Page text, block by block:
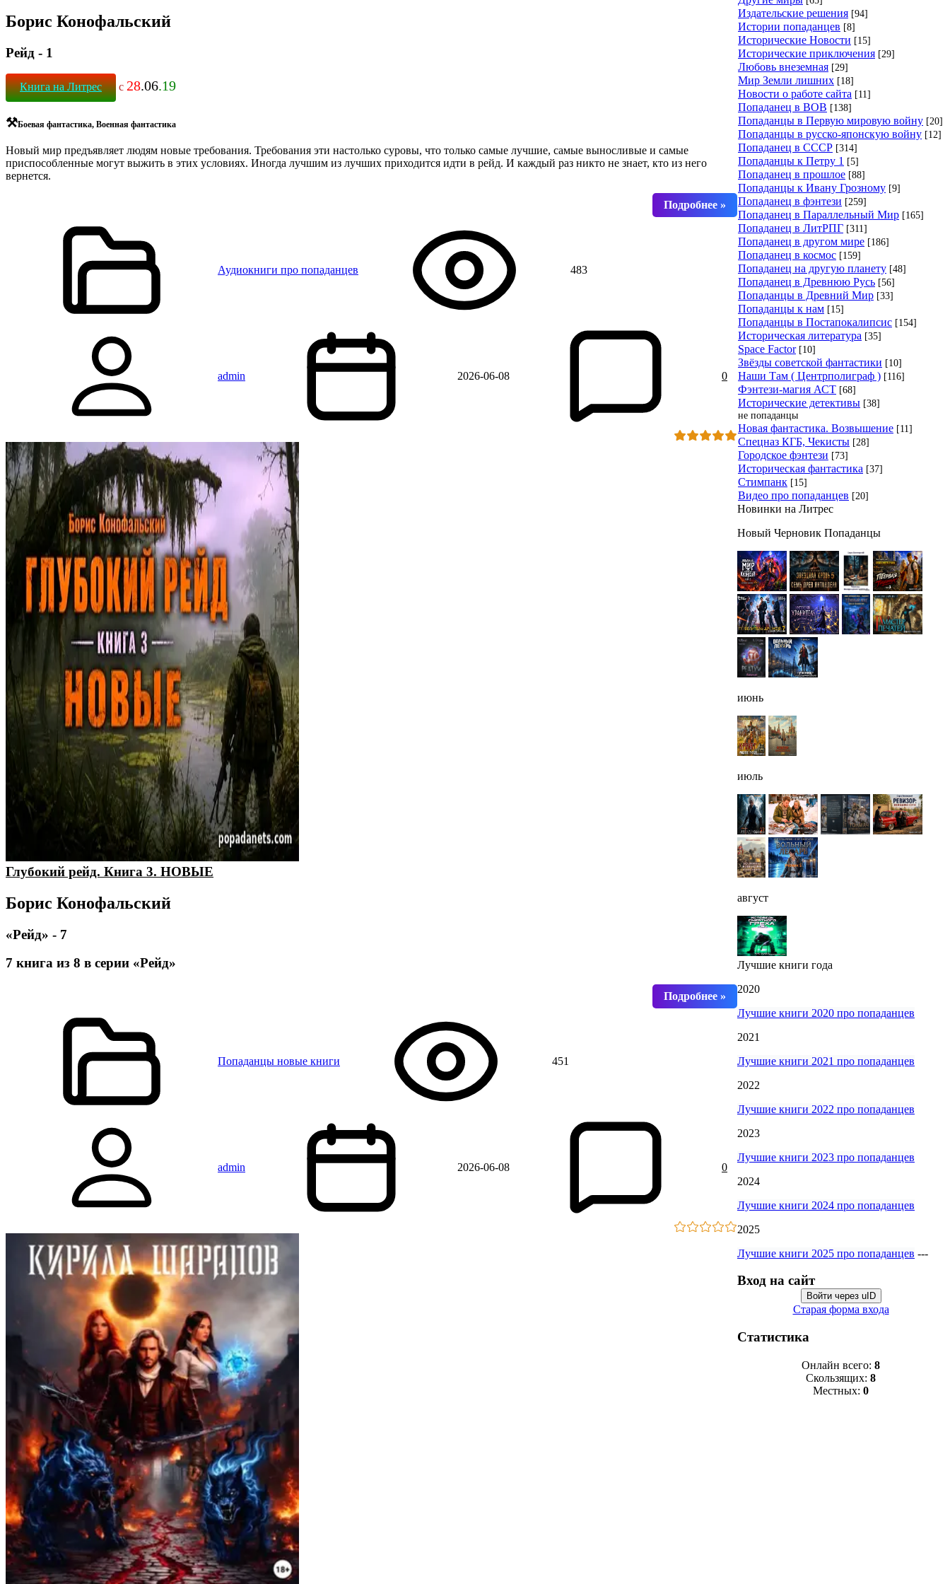
Борис Конофальский
Рейд - 1
Книга на Литрес с 28.06.19
⚒Боевая фантастика, Военная фантастика
Новый мир предъявляет людям новые требования. Требования эти настолько суровы, что только самые лучшие, самые выносливые и самые
приспособленные могут выжить в этих условиях. Иногда лучшим из лучших приходится идти в рейд. И каждый раз никто не знает, кто из него
вернется.
Аудиокниги про попаданцев 483
admin 2026-06-08 0
Глубокий рейд. Книга 3. НОВЫЕ
Борис Конофальский
«Рейд» - 7
7 книга из 8 в серии «Рейд»
Попаданцы новые книги 451
admin 2026-06-08 0
Издательские решения [94]
Истории попаданцев [8]
Исторические Новости [15]
Исторические приключения [29]
Любовь внеземная [29]
Мир Земли лишних [18]
Новости о работе сайта [11]
Попаданец в ВОВ [138]
Попаданцы в Первую мировую войну [20]
Попаданцы в русско-японскую войну [12]
Попаданец в СССР [314]
Попаданцы к Петру 1 [5]
Попаданец в прошлое [88]
Попаданцы к Ивану Грозному [9]
Попаданец в фэнтези [259]
Попаданец в Параллельный Мир [165]
Попаданец в ЛитРПГ [311]
Попаданец в другом мире [186]
Попаданец в космос [159]
Попаданец на другую планету [48]
Попаданец в Древнюю Русь [56]
Попаданцы в Древний Мир [33]
Попаданцы к нам [15]
Попаданцы в Постапокалипсис [154]
Историческая литература [35]
Space Factor [10]
Звёзды советской фантастики [10]
Наши Там ( Центрполиграф ) [116]
Фэнтези-магия АСТ [68]
Исторические детективы [38]
не попаданцы
Новая фантастика. Возвышение [11]
Спецназ КГБ, Чекисты [28]
Городское фэнтези [73]
Историческая фантастика [37]
Стимпанк [15]
Видео про попаданцев [20]
Новинки на Литрес
Новый Черновик Попаданцы
июнь
июль
август
Лучшие книги года
2020
Лучшие книги 2020 про попаданцев
2021
Лучшие книги 2021 про попаданцев
2022
Лучшие книги 2022 про попаданцев
2023
Лучшие книги 2023 про попаданцев
2024
Лучшие книги 2024 про попаданцев
2025
Лучшие книги 2025 про попаданцев ---
Вход на сайт
Войти через uID
Старая форма входа
Статистика
Онлайн всего: 8
Скользящих: 8
Местных: 0